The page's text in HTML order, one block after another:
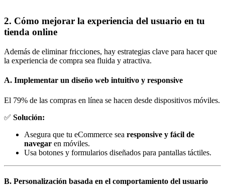
2. Cómo mejorar la experiencia del usuario en tu
tienda online
Además de eliminar fricciones, hay estrategias clave para hacer que
la experiencia de compra sea fluida y atractiva.
A. Implementar un diseño web intuitivo y responsive
El 79% de las compras en línea se hacen desde dispositivos móviles.
✅ Solución:
Asegura que tu eCommerce sea responsive y fácil de
navegar en móviles.
Usa botones y formularios diseñados para pantallas táctiles.
B. Personalización basada en el comportamiento del usuario